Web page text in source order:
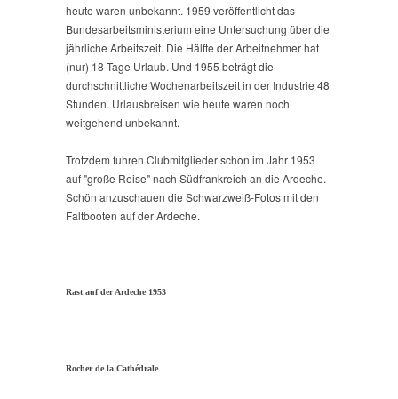
heute waren unbekannt. 1959 veröffentlicht das
Bundesarbeitsministerium eine Untersuchung über die
jährliche Arbeitszeit. Die Hälfte der Arbeitnehmer hat
(nur) 18 Tage Urlaub. Und 1955 beträgt die
durchschnittliche Wochenarbeitszeit in der Industrie 48
Stunden. Urlausbreisen wie heute waren noch
weitgehend unbekannt.
Trotzdem fuhren Clubmitglieder schon im Jahr 1953
auf "große Reise" nach Südfrankreich an die Ardeche.
Schön anzuschauen die Schwarzweiß-Fotos mit den
Faltbooten auf der Ardeche.
Rast auf der Ardeche 1953
Rocher de la Cathédrale